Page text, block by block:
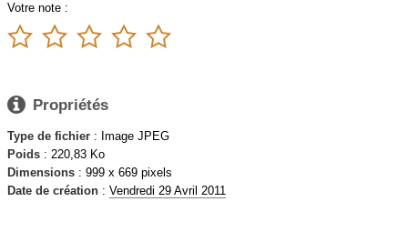
Votre note :
    
 Propriétés
Type de fichier : Image JPEG
Poids : 220,83 Ko
Dimensions : 999 x 669 pixels
Date de création : Vendredi 29 Avril 2011